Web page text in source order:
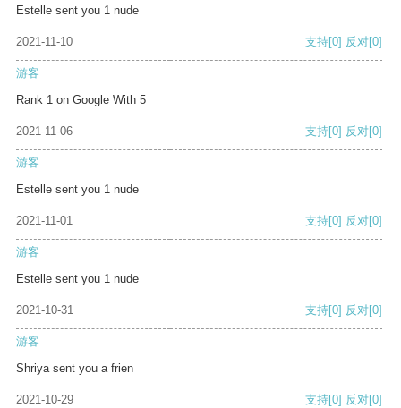
Estelle sent you 1 nude
2021-11-10 支持[0] 反对[0]
游客
Rank 1 on Google With 5
2021-11-06 支持[0] 反对[0]
游客
Estelle sent you 1 nude
2021-11-01 支持[0] 反对[0]
游客
Estelle sent you 1 nude
2021-10-31 支持[0] 反对[0]
游客
Shriya sent you a frien
2021-10-29 支持[0] 反对[0]